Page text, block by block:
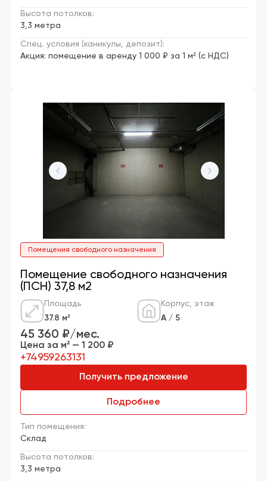
Высота потолков:
3,3 метра
Спец. условия (каникулы, депозит):
Акция: помещение в аренду 1 000 ₽ за 1 м² (с НДС)
Помещения свободного назначения
Помещение свободного назначения
(ПСН) 37,8 м2
Площадь
37.8 м²
Корпус, этаж
А / 5
Тип помещения:
Склад
Высота потолков:
3,3 метра
45 360 ₽/мес.
Цена за м² — 1 200 ₽
+74959263131
Получить предложение
Подробнее